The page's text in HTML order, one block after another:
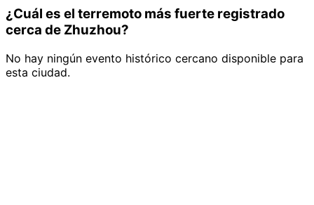
¿Cuál es el terremoto más fuerte registrado
cerca de Zhuzhou?
No hay ningún evento histórico cercano disponible para
esta ciudad.